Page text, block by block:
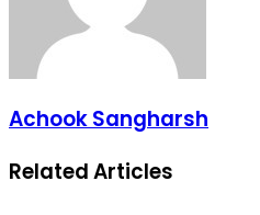
Achook Sangharsh
Related Articles